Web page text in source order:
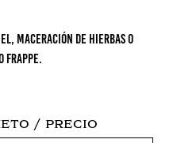
maceración de hierbas o
frappe.
/ precio